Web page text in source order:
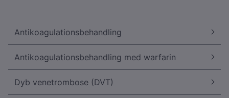
Antikoagulationsbehandling
Antikoagulationsbehandling med warfarin
Dyb venetrombose (DVT)